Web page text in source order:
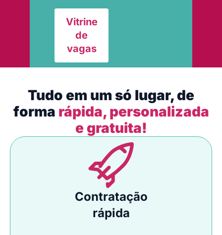
Vitrine
de
vagas
Tudo em um só lugar, de
forma rápida, personalizada
e gratuita!
Contratação
rápida